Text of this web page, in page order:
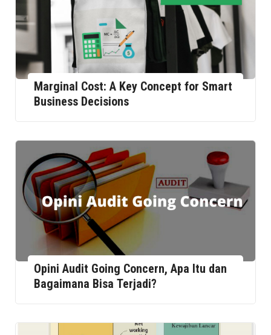
Marginal Cost: A Key Concept for Smart
Business Decisions
Opini Audit Going Concern, Apa Itu dan
Bagaimana Bisa Terjadi?